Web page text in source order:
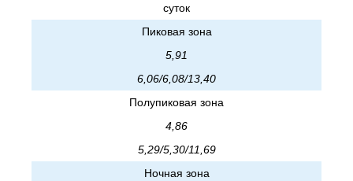
суток
Пиковая зона
5,91
6,06/6,08/13,40
Полупиковая зона
4,86
5,29/5,30/11,69
Ночная зона